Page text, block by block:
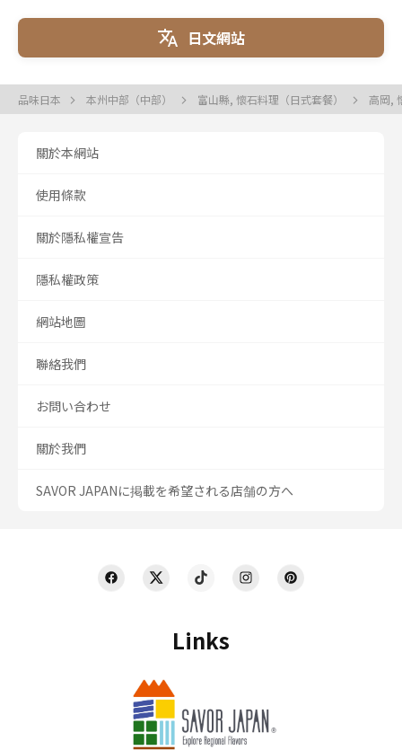
日文網站
品味日本 本州中部（中部） 富山縣, 懷石料理（日式套餐） 高岡,
Links
關於本網站
使用條款
關於隱私權宣告
隱私權政策
網站地圖
聯絡我們
お問い合わせ
關於我們
SAVOR JAPANに掲載を希望される店舗の方へ